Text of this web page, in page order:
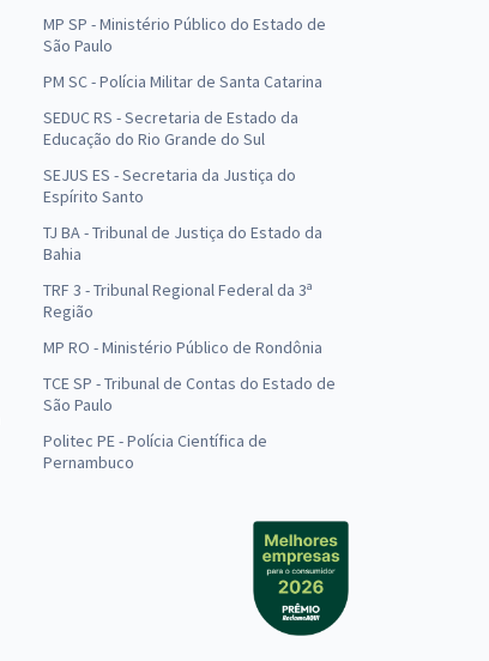
MP SP - Ministério Público do Estado de
São Paulo
PM SC - Polícia Militar de Santa Catarina
SEDUC RS - Secretaria de Estado da
Educação do Rio Grande do Sul
SEJUS ES - Secretaria da Justiça do
Espírito Santo
TJ BA - Tribunal de Justiça do Estado da
Bahia
TRF 3 - Tribunal Regional Federal da 3ª
Região
MP RO - Ministério Público de Rondônia
TCE SP - Tribunal de Contas do Estado de
São Paulo
Politec PE - Polícia Científica de
Pernambuco